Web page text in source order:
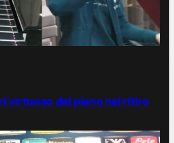
virtuoso del piano nel ritiro